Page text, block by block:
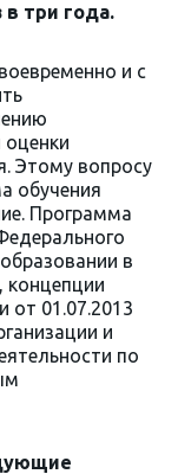
в три года.
и с
Этому вопросу
обучения
Программа
в
концепции
от 01.07.2013
и
по